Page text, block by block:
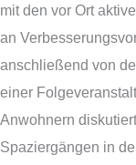
mit den vor Ort
an
anschließend von
einer
Anwohnern
Spaziergängen in